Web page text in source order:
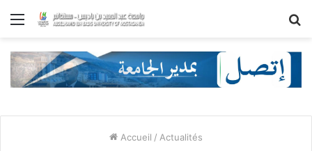
Menu
Accueil / Actualités